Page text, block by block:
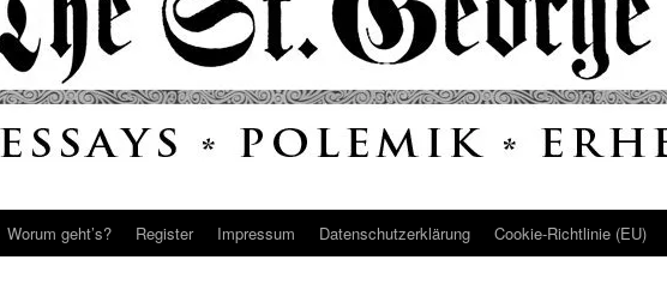
Worum geht’s? Register Impressum Datenschutz­erklärung Cookie-Richtlinie (EU)